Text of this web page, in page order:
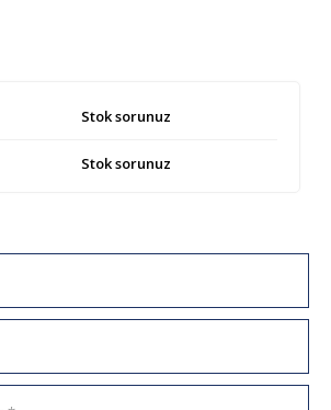
Stok sorunuz
Stok sorunuz